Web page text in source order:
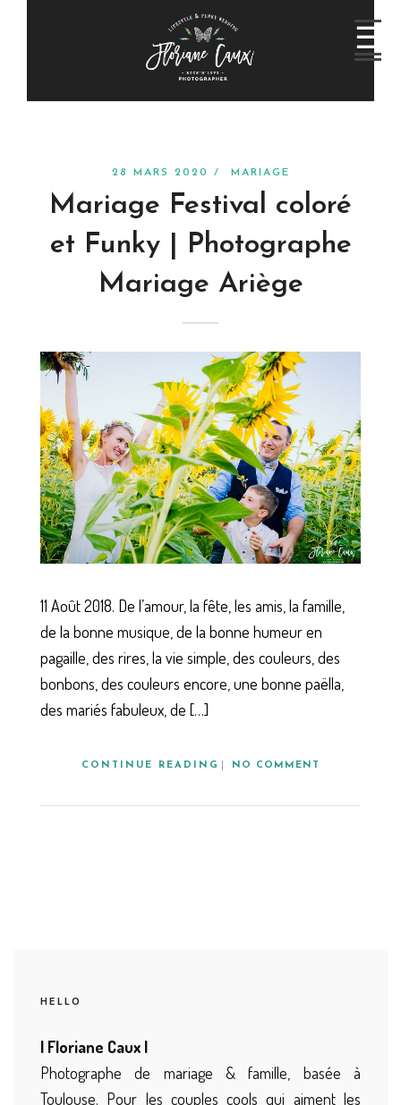
28 MARS 2020 / MARIAGE
Mariage Festival coloré
et Funky | Photographe
Mariage Ariège
11 Août 2018. De l’amour, la fête, les amis, la famille,
de la bonne musique, de la bonne humeur en
pagaille, des rires, la vie simple, des couleurs, des
bonbons, des couleurs encore, une bonne paëlla,
des mariés fabuleux, de […]
CONTINUE READING NO COMMENT
HELLO
| Floriane Caux |
Photographe de mariage & famille, basée à
Toulouse. Pour les couples cools qui aiment les